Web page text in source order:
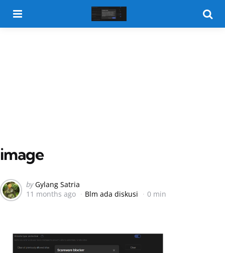
image
Posted
by
by Gylang Satria
11 months ago
Blm ada diskusi 0 min